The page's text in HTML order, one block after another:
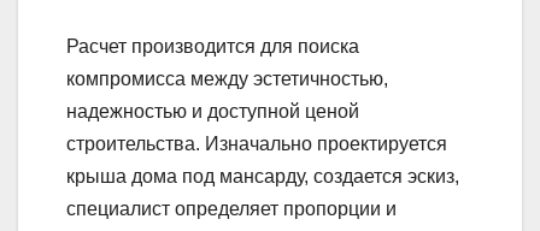
Расчет производится для поиска
компромисса между эстетичностью,
надежностью и доступной ценой
строительства. Изначально проектируется
крыша дома под мансарду, создается эскиз,
специалист определяет пропорции и